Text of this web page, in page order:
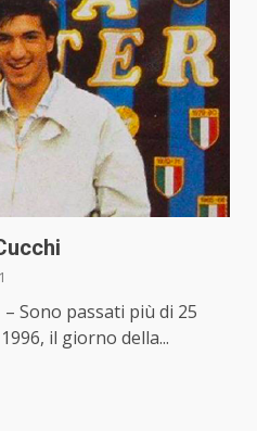
– Sono passati più di 25
il giorno della...